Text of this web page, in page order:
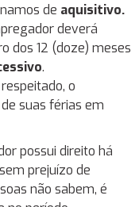
de aquisitivo.
deverá
dos 12 (doze) meses
.
o
suas férias em
possui direito há
prejuízo de
não sabem, é